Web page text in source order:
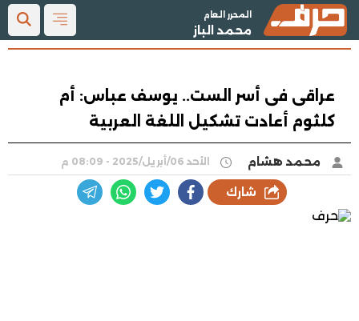
المحرر العام
محمد الباز
عراقى فى أسر الست.. يوسف عباس: أم
كلثوم أعادت تشكيل اللغة العربية
محمد هشام الأحد 06/أبريل/2025 - 08:09 م
شارك